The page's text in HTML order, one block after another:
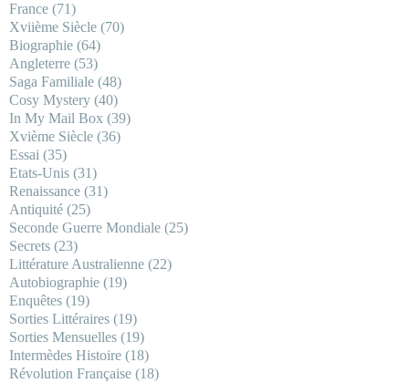
France (71)
Xviième Siècle (70)
Biographie (64)
Angleterre (53)
Saga Familiale (48)
Cosy Mystery (40)
In My Mail Box (39)
Xvième Siècle (36)
Essai (35)
Etats-Unis (31)
Renaissance (31)
Antiquité (25)
Seconde Guerre Mondiale (25)
Secrets (23)
Littérature Australienne (22)
Autobiographie (19)
Enquêtes (19)
Sorties Littéraires (19)
Sorties Mensuelles (19)
Intermèdes Histoire (18)
Révolution Française (18)